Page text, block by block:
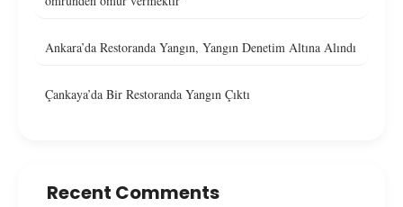
Ankara’da Restoranda Yangın, Yangın Denetim Altına Alındı
Çankaya’da Bir Restoranda Yangın Çıktı
Recent Comments